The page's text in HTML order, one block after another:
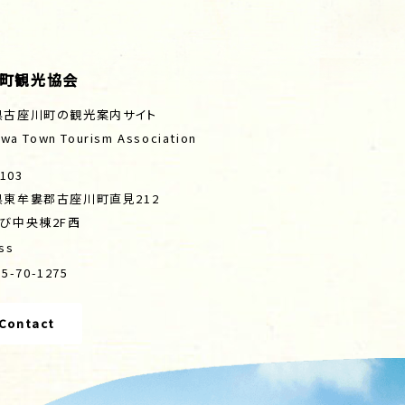
観光協会
座川町の観光案内サイト
Town Tourism Association
東牟婁郡古座川町直見212
中央棟2F西
70-1275